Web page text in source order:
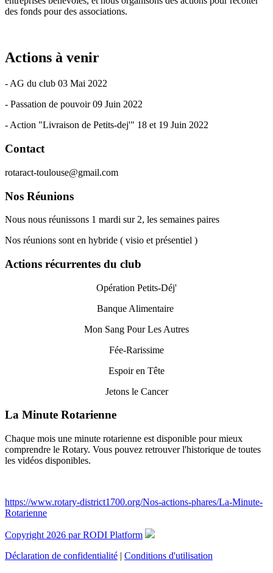
des fonds pour des associations.
Actions à venir
- AG du club 03 Mai 2022
- Passation de pouvoir 09 Juin 2022
- Action "Livraison de Petits-dej'" 18 et 19 Juin 2022
Contact
rotaract-toulouse@gmail.com
Nos Réunions
Nous nous réunissons 1 mardi sur 2, les semaines paires
Nos réunions sont en hybride ( visio et présentiel )
Actions récurrentes du club
Opération Petits-Déj'
Banque Alimentaire
Mon Sang Pour Les Autres
Fée-Rarissime
Espoir en Tête
Jetons le Cancer
La Minute Rotarienne
Chaque mois une minute rotarienne est disponible pour mieux
comprendre le Rotary. Vous pouvez retrouver l'historique de toutes
les vidéos disponibles.
https://www.rotary-district1700.org/Nos-actions-phares/La-Minute-
Rotarienne
Copyright 2026 par RODI Platform
Déclaration de confidentialité | Conditions d'utilisation